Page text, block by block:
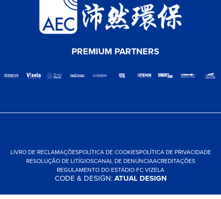
PREMIUM PARTNERS
LIVRO DE RECLAMAÇÕESPOLÍTICA DE COOKIESPOLÍTICA DE PRIVACIDADE
RESOLUÇÃO DE LITÍGIOSCANAL DE DENÚNCIAACREDITAÇÕES
REGULAMENTO DO ESTÁDIO FC VIZELA
CODE & DESIGN:ATUAL DESIGN